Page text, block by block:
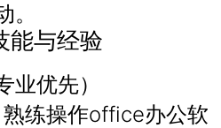
能与经验
业优先）
练操作office办公软